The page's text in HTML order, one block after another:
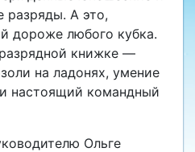
разряды. А это,
дороже любого кубка.
книжке —
на ладонях, умение
настоящий командный
Ольге